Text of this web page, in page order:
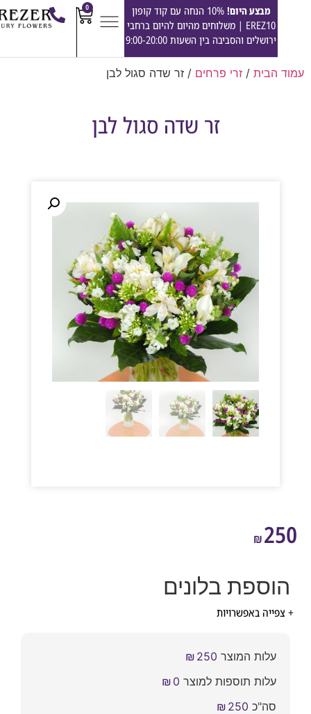
מבצע היום!
10% הנחה עם קוד קופון
EREZ10 | משלוחים מהיום להיום ברחבי
ירושלים והסביבה בין השעות 9:00-20:00
/זרי פרחים / זר שדה סגול לבן
זר שדה סגול לבן
₪
בלונים
באפשרויות
עלות המוצר ₪250
עלות תוספות למוצר
₪0
₪250